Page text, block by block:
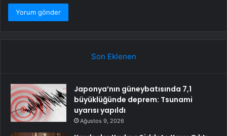
Son Eklenen
Japonya’nın güneybatısında 7,1
büyüklüğünde deprem: Tsunami
uyarısı yapıldı
Ağustos 9, 2026